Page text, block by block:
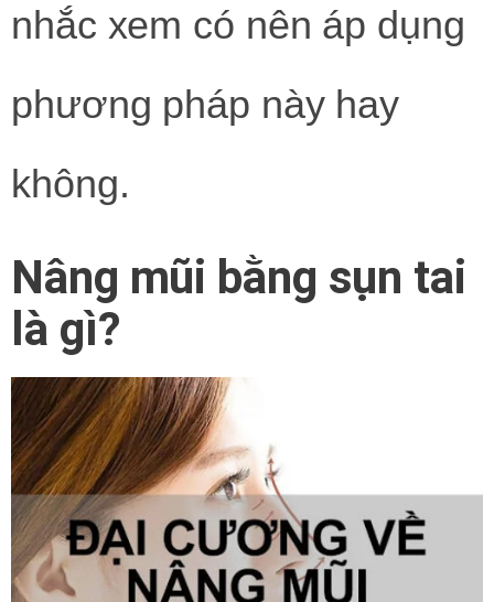
nhắc xem có nên áp dụng
phương pháp này hay
không.
Nâng mũi bằng sụn tai
là gì?